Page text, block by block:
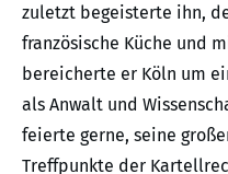
zuletzt begeisterte ihn,
französische Küche und
bereicherte er Köln um
als Anwalt und
feierte gerne, seine
Treffpunkte der